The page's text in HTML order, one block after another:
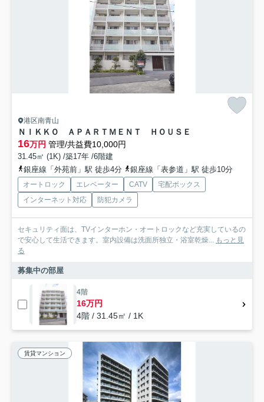
港区南青山
ＮＩＫＫＯ ＡＰＡＲＴＭＥＮＴ ＨＯＵＳＥ
16万円 管理/共益費10,000円
31.45㎡ (1K) /築17年 /6階建
銀座線「外苑前」駅 徒歩4分
銀座線「表参道」駅 徒歩10分
オートロック エレベーター CATV
宅配ボックス
インターネット対応
防犯カメラ
セキュリティ面は、TVインターホン・オートロックなど充実しているの
で安心して生活できます。室内設備は洗面所独立・浴室乾燥... もっと見
る
募集中の部屋
4階
16万円
4階 / 31.45㎡ / 1K
賃貸マンション